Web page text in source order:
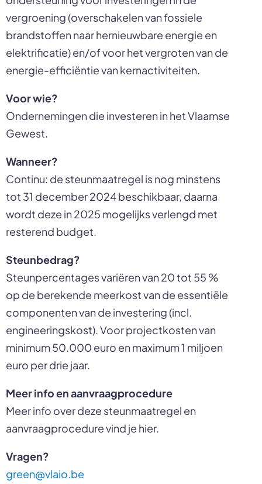
vergroening (overschakelen van fossiele
brandstoffen naar hernieuwbare energie en
elektrificatie) en/of voor het vergroten van de
energie-efficiëntie van kernactiviteiten.
Voor wie?
Ondernemingen die investeren in het Vlaamse
Gewest.
Wanneer?
Continu: de steunmaatregel is nog minstens
tot 31 december 2024 beschikbaar, daarna
wordt deze in 2025 mogelijks verlengd met
resterend budget.
Steunbedrag?
Steunpercentages variëren van 20 tot 55 %
op de berekende meerkost van de essentiële
componenten van de investering (incl.
engineeringskost). Voor projectkosten van
minimum 50.000 euro en maximum 1 miljoen
euro per drie jaar.
Meer info en aanvraagprocedure
Meer info over deze steunmaatregel en
aanvraagprocedure vind je hier.
Vragen?
green@vlaio.be